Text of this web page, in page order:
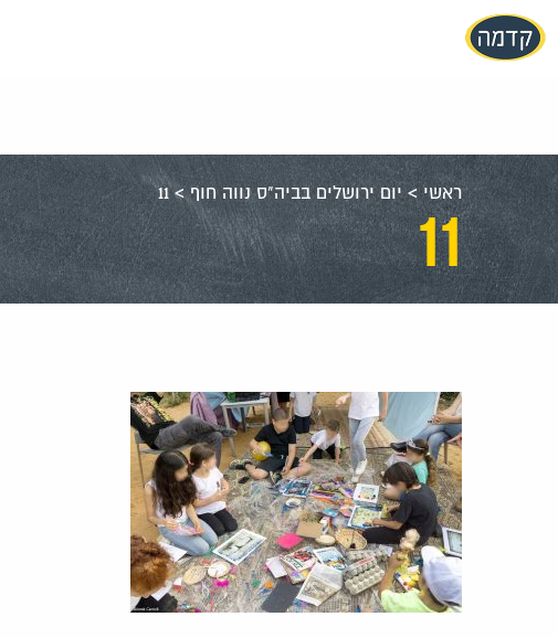
עבור
אל
ראשי>יום ירושלים בביה"ס נווה חוף>
11
11